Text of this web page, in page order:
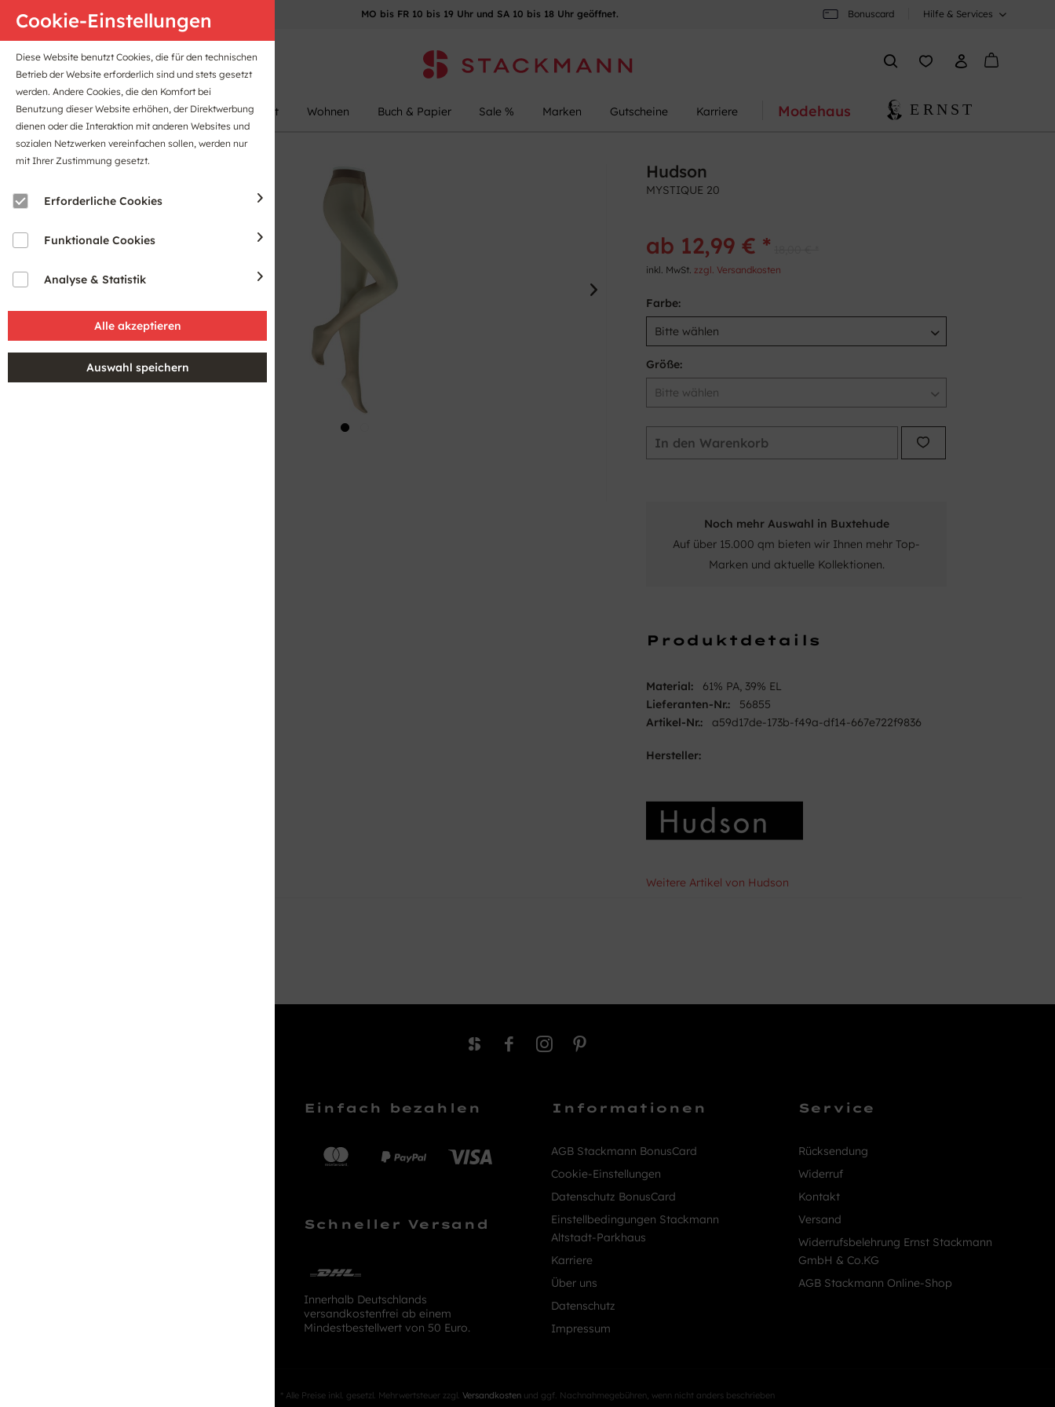
Anfahrt B2B-Portal MO bis FR 10 bis 19 Uhr und SA 10 bis 18 Uhr geöffnet. Bonuscard Hilfe & Services
Damen Herren Kinder Sport Wohnen Buch & Papier Sale % Marken Gutscheine Karriere Modehaus
Cookie-Einstellungen
Diese Website benutzt Cookies, die für den technischen
Betrieb der Website erforderlich sind und stets gesetzt
werden. Andere Cookies, die den Komfort bei
Benutzung dieser Website erhöhen, der Direktwerbung
dienen oder die Interaktion mit anderen Websites und
sozialen Netzwerken vereinfachen sollen, werden nur
mit Ihrer Zustimmung gesetzt.
Erforderliche Cookies
Funktionale Cookies
Analyse & Statistik
Hudson
MYSTIQUE 20
ab 12,99 € *
inkl. MwSt.zzgl. Versandkosten
Farbe:
Größe:
In den Warenkorb
Noch mehr Auswahl in Buxtehude
Auf über 15.000 qm bieten wir Ihnen mehr Top-
Marken und aktuelle Kollektionen.
Produktdetails
Material:
61% PA, 39% EL
Lieferanten-Nr.:
56855
Artikel-Nr.:
a59d17de-173b-f49a-df14-667e722f9836
Hersteller:
Weitere Artikel von Hudson
Einfach bezahlen
Schneller Versand
Innerhalb Deutschlands
versandkostenfrei ab einem
Mindestbestellwert von 50 Euro.
Informationen
AGB Stackmann BonusCard
Cookie-Einstellungen
Datenschutz BonusCard
Einstellbedingungen Stackmann
Altstadt-Parkhaus
Karriere
Über uns
Datenschutz
Impressum
Service
Rücksendung
Widerruf
Kontakt
Versand
Widerrufsbelehrung Ernst Stackmann
GmbH & Co.KG
AGB Stackmann Online-Shop
* Alle Preise inkl. gesetzl. Mehrwertsteuer zzgl. Versandkosten und ggf. Nachnahmegebühren, wenn nicht anders beschrieben